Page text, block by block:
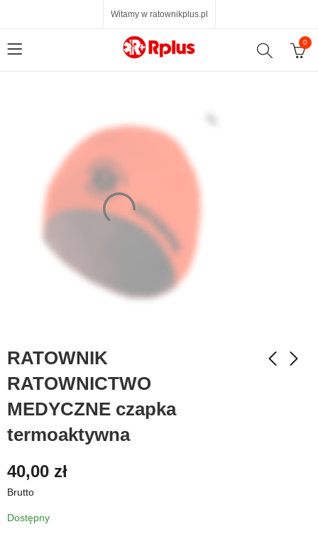
Witamy w ratownikplus.pl
0
RATOWNIK
RATOWNICTWO
MEDYCZNE czapka
termoaktywna
40,00 zł
Brutto
Dostępny